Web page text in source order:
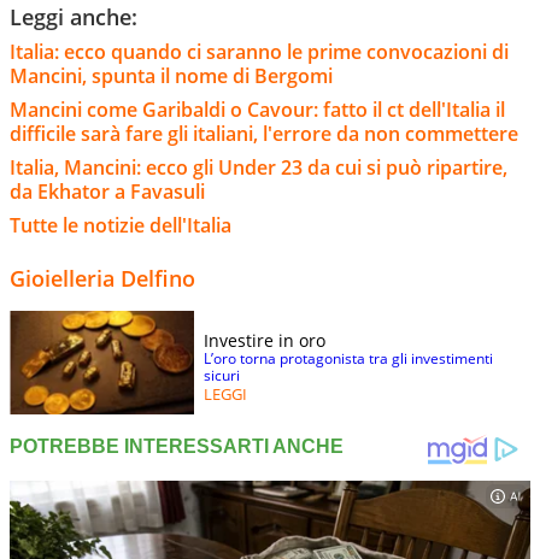
Leggi anche:
Italia: ecco quando ci saranno le prime convocazioni di
Mancini, spunta il nome di Bergomi
Mancini come Garibaldi o Cavour: fatto il ct dell'Italia il
difficile sarà fare gli italiani, l'errore da non commettere
Italia, Mancini: ecco gli Under 23 da cui si può ripartire,
da Ekhator a Favasuli
Tutte le notizie dell'Italia
Gioielleria Delfino
Investire in oro
L’oro torna protagonista tra gli investimenti
sicuri
LEGGI